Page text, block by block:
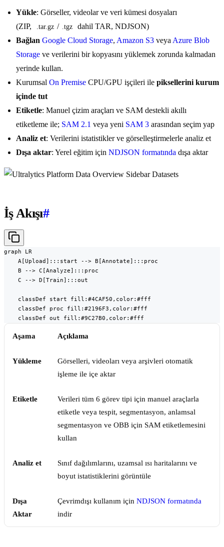
Yükle: Görseller, videolar ve veri kümesi dosyaları
(ZIP,
.tar.gz / .tgz
dahil TAR, NDJSON)
Bağlan Google Cloud Storage, Amazon S3 veya Azure Blob
Storage ve verilerini bir kopyasını yüklemek zorunda kalmadan
yerinde kullan.
Kurumsal On Premise CPU/GPU işçileri ile piksellerini kurum
içinde tut
Etiketle: Manuel çizim araçları ve SAM destekli akıllı
etiketleme ile; SAM 2.1 veya yeni SAM 3 arasından seçim yap
Analiz et: Verilerini istatistikler ve görselleştirmelerle analiz et
Dışa aktar: Yerel eğitim için NDJSON formatında dışa aktar
İş Akışı#
graph LR
    A[Upload]:::start --> B[Annotate]:::proc
    B --> C[Analyze]:::proc
    C --> D[Train]:::out
    classDef start fill:#4CAF50,color:#fff
    classDef proc fill:#2196F3,color:#fff
    classDef out fill:#9C27B0,color:#fff
Aşama Açıklama
Yükleme
Görselleri, videoları veya arşivleri otomatik
işleme ile içe aktar
Etiketle
Verileri tüm 6 görev tipi için manuel araçlarla
etiketle veya tespit, segmentasyon, anlamsal
segmentasyon ve OBB için SAM etiketlemesini
kullan
Analiz et
Sınıf dağılımlarını, uzamsal ısı haritalarını ve
boyut istatistiklerini görüntüle
Dışa
Aktar
Çevrimdışı kullanım için NDJSON formatında
indir